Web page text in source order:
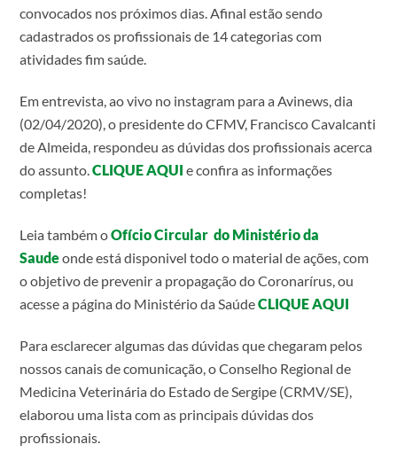
convocados nos próximos dias. Afinal estão sendo
cadastrados os profissionais de 14 categorias com
atividades fim saúde.
Em entrevista, ao vivo no instagram para a Avinews, dia
(02/04/2020), o presidente do CFMV, Francisco Cavalcanti
de Almeida, respondeu as dúvidas dos profissionais acerca
do assunto.CLIQUE AQUI e confira as informações
completas!
Leia também oOfício Circular do Ministério da
Saudeonde está disponivel todo o material de ações, com
o objetivo de prevenir a propagação do Coronarírus, ou
acesse a página do Ministério da SaúdeCLIQUE AQUI
Para esclarecer algumas das dúvidas que chegaram pelos
nossos canais de comunicação, o Conselho Regional de
Medicina Veterinária do Estado de Sergipe (CRMV/SE),
elaborou uma lista com as principais dúvidas dos
profissionais.